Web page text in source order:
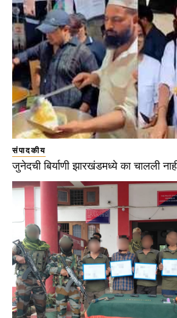
संपादकीय
जुनेदची बिर्याणी झारखंडमध्ये का चालली